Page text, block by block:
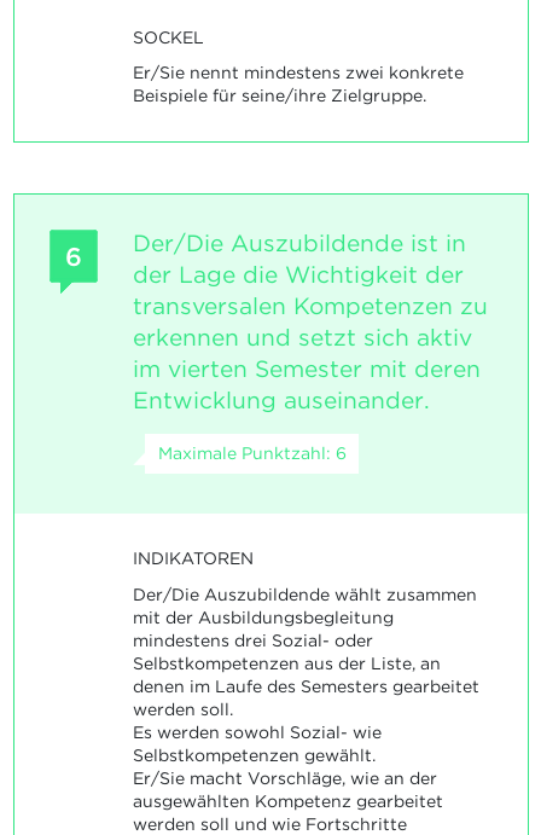
SOCKEL
Er/Sie nennt mindestens zwei konkrete
Beispiele für seine/ihre Zielgruppe.
6
Der/Die Auszubildende ist in
der Lage die Wichtigkeit der
transversalen Kompetenzen zu
erkennen und setzt sich aktiv
im vierten Semester mit deren
Entwicklung auseinander.
Maximale Punktzahl: 6
INDIKATOREN
Der/Die Auszubildende wählt zusammen
mit der Ausbildungsbegleitung
mindestens drei Sozial- oder
Selbstkompetenzen aus der Liste, an
denen im Laufe des Semesters gearbeitet
werden soll.
Es werden sowohl Sozial- wie
Selbstkompetenzen gewählt.
Er/Sie macht Vorschläge, wie an der
ausgewählten Kompetenz gearbeitet
werden soll und wie Fortschritte